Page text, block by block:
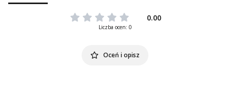
0.00
Liczba ocen: 0
Oceń i opisz